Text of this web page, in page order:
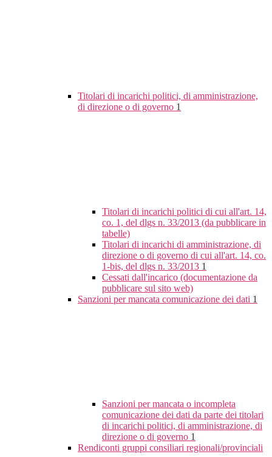
Titolari di incarichi politici, di amministrazione,
di direzione o di governo 1
Titolari di incarichi politici di cui all'art. 14,
co. 1, del dlgs n. 33/2013 (da pubblicare in
tabelle)
Titolari di incarichi di amministrazione, di
direzione o di governo di cui all'art. 14, co.
1-bis, del dlgs n. 33/2013 1
Cessati dall'incarico (documentazione da
pubblicare sul sito web)
Sanzioni per mancata comunicazione dei dati 1
Sanzioni per mancata o incompleta
comunicazione dei dati da parte dei titolari
di incarichi politici, di amministrazione, di
direzione o di governo 1
Rendiconti gruppi consiliari regionali/provinciali